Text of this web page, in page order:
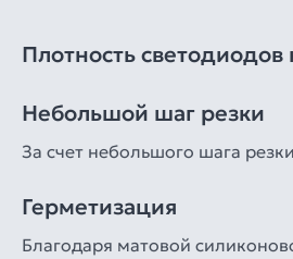
Плотность
Небольшой шаг резки
За счет небольшого шага
Герметизация
Благодаря матовой